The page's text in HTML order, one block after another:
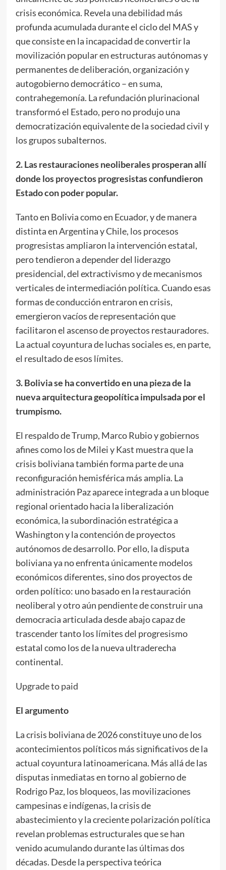
crisis económica. Revela una debilidad más
profunda acumulada durante el ciclo del MAS y
que consiste en la incapacidad de convertir la
movilización popular en estructuras autónomas y
permanentes de deliberación, organización y
autogobierno democrático – en suma,
contrahegemonía. La refundación plurinacional
transformó el Estado, pero no produjo una
democratización equivalente de la sociedad civil y
los grupos subalternos.
2. Las restauraciones neoliberales prosperan allí
donde los proyectos progresistas confundieron
Estado con poder popular.
Tanto en Bolivia como en Ecuador, y de manera
distinta en Argentina y Chile, los procesos
progresistas ampliaron la intervención estatal,
pero tendieron a depender del liderazgo
presidencial, del extractivismo y de mecanismos
verticales de intermediación política. Cuando esas
formas de conducción entraron en crisis,
emergieron vacíos de representación que
facilitaron el ascenso de proyectos restauradores.
La actual coyuntura de luchas sociales es, en parte,
el resultado de esos límites.
3. Bolivia se ha convertido en una pieza de la
nueva arquitectura geopolítica impulsada por el
trumpismo.
El respaldo de Trump, Marco Rubio y gobiernos
afines como los de Milei y Kast muestra que la
crisis boliviana también forma parte de una
reconfiguración hemisférica más amplia. La
administración Paz aparece integrada a un bloque
regional orientado hacia la liberalización
económica, la subordinación estratégica a
Washington y la contención de proyectos
autónomos de desarrollo. Por ello, la disputa
boliviana ya no enfrenta únicamente modelos
económicos diferentes, sino dos proyectos de
orden político: uno basado en la restauración
neoliberal y otro aún pendiente de construir una
democracia articulada desde abajo capaz de
trascender tanto los límites del progresismo
estatal como los de la nueva ultraderecha
continental.
Upgrade to paid
El argumento
La crisis boliviana de 2026 constituye uno de los
acontecimientos políticos más significativos de la
actual coyuntura latinoamericana. Más allá de las
disputas inmediatas en torno al gobierno de
Rodrigo Paz, los bloqueos, las movilizaciones
campesinas e indígenas, la crisis de
abastecimiento y la creciente polarización política
revelan problemas estructurales que se han
venido acumulando durante las últimas dos
décadas. Desde la perspectiva teórica